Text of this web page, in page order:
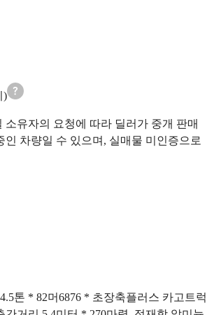
)
소유자의 요청에 따라 딜러가 중개 판매
인 차량일 수 있으며, 실매물 미인증으로
톤 * 82머6876 * 초장축플러스 카고트럭